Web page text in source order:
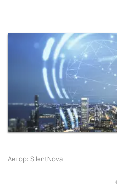
Автор: SilentNova